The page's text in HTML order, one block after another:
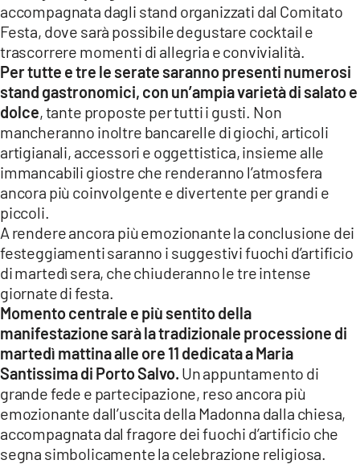
accompagnata dagli stand organizzati dal Comitato
Festa, dove sarà possibile degustare cocktail e
trascorrere momenti di allegria e convivialità.
Per tutte e tre le serate saranno presenti numerosi
stand gastronomici, con un’ampia varietà di salato e
dolce, tante proposte per tutti i gusti. Non
mancheranno inoltre bancarelle di giochi, articoli
artigianali, accessori e oggettistica, insieme alle
immancabili giostre che renderanno l’atmosfera
ancora più coinvolgente e divertente per grandi e
piccoli.
A rendere ancora più emozionante la conclusione dei
festeggiamenti saranno i suggestivi fuochi d’artificio
di martedì sera, che chiuderanno le tre intense
giornate di festa.
Momento centrale e più sentito della
manifestazione sarà la tradizionale processione di
martedì mattina alle ore 11 dedicata a Maria
Santissima di Porto Salvo. Un appuntamento di
grande fede e partecipazione, reso ancora più
emozionante dall’uscita della Madonna dalla chiesa,
accompagnata dal fragore dei fuochi d’artificio che
segna simbolicamente la celebrazione religiosa.